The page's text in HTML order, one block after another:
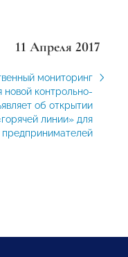
11 Апреля 2017
мониторинг
новой контрольно-
об открытии
линии» для
предпринимателей